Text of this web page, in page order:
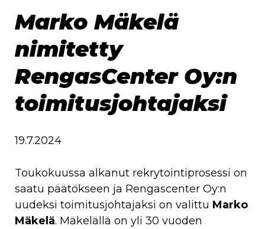
Marko Mäkelä
nimitetty
RengasCenter Oy:n
toimitusjohtajaksi
19.7.2024
Toukokuussa alkanut rekrytointiprosessi on
saatu päätökseen ja Rengascenter Oy:n
uudeksi toimitusjohtajaksi on valittu Marko
Mäkelä. Mäkelällä on yli 30 vuoden